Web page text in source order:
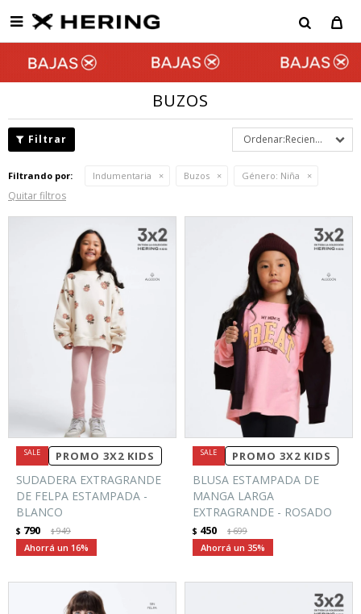

BUZOS
Recientes
Filtrando por: Indumentaria Buzos Género: Niña
Quitar filtros
PROMO 3X2 KIDS
SUDADERA EXTRAGRANDE
DE FELPA ESTAMPADA -
BLANCO
$ 790 $949
16
PROMO 3X2 KIDS
BLUSA ESTAMPADA DE
MANGA LARGA
EXTRAGRANDE - ROSADO
$ 450 $699
35